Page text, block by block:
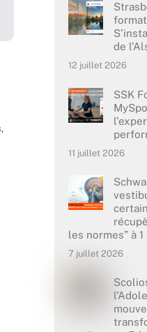
,
de
12 juillet 2026
SSK
11 juillet 2026
les normes” à 1
7 juillet 2026